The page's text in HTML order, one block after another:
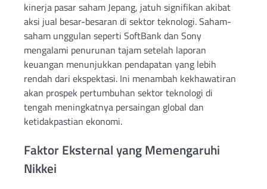
kinerja pasar saham Jepang, jatuh signifikan akibat
aksi jual besar-besaran di sektor teknologi. Saham-
saham unggulan seperti SoftBank dan Sony
mengalami penurunan tajam setelah laporan
keuangan menunjukkan pendapatan yang lebih
rendah dari ekspektasi. Ini menambah kekhawatiran
akan prospek pertumbuhan sektor teknologi di
tengah meningkatnya persaingan global dan
ketidakpastian ekonomi.
Faktor Eksternal yang Memengaruhi
Nikkei